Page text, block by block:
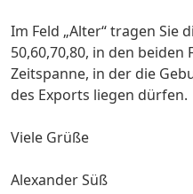
Im Feld „Alter“ tragen Sie
50,60,70,80, in den
Zeitspanne, in der die
des Exports liegen dürfen.
Viele Grüße
Alexander Süß